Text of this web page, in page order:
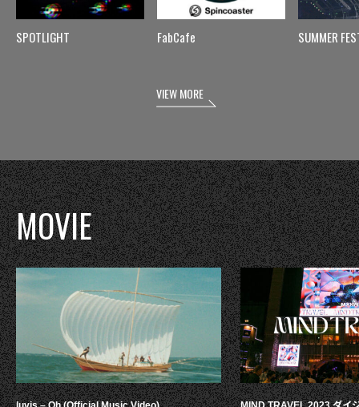
SPOTLIGHT FabCafe SUMMER
VIEW MORE
MOVIE